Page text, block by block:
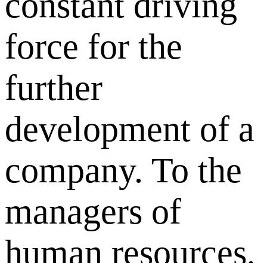
force for the
further
development of a
company. To the
managers of
human resources,